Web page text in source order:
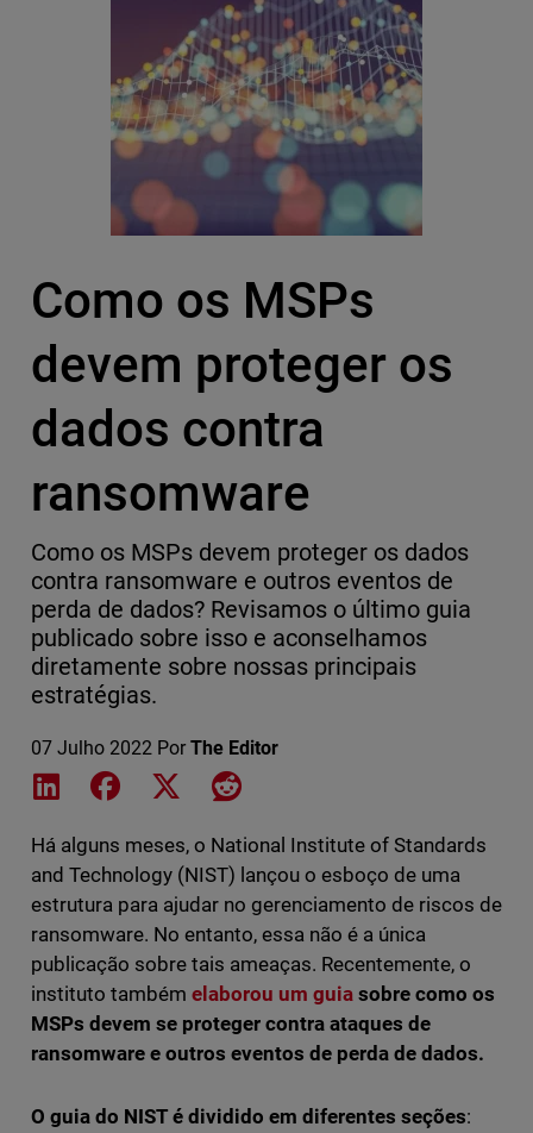
Como os MSPs
devem proteger os
dados contra
ransomware
Como os MSPs devem proteger os dados
contra ransomware e outros eventos de
perda de dados? Revisamos o último guia
publicado sobre isso e aconselhamos
diretamente sobre nossas principais
estratégias.
07 Julho 2022 Por The Editor
Share on LinkedIn
Share on Facebook
Share on XShare on Reddit
Há alguns meses, o National Institute of Standards
and Technology (NIST) lançou o esboço de uma
estrutura para ajudar no gerenciamento de riscos de
ransomware. No entanto, essa não é a única
publicação sobre tais ameaças. Recentemente, o
instituto também elaborou um guia sobre como os
MSPs devem se proteger contra ataques de
ransomware e outros eventos de perda de dados.
O guia do NIST é dividido em diferentes seções: